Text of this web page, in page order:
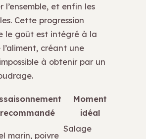
l’ensemble, et enfin les
Cette progression
le goût est intégré à la
créant une
à obtenir par un
recommandé
Moment
idéal
marin, poivre
Salage